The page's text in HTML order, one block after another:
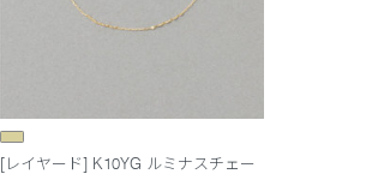
[レイヤード] K10YG ルミナスチェー